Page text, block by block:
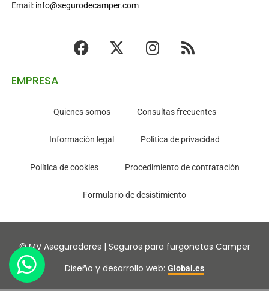
Email: info@segurodecamper.com
EMPRESA
Quienes somos Consultas frecuentes
Información legal Política de privacidad
Política de cookies Procedimiento de contratación
Formulario de desistimiento
© MV Aseguradores | Seguros para furgonetas Camper
Diseño y desarrollo web: Global.es